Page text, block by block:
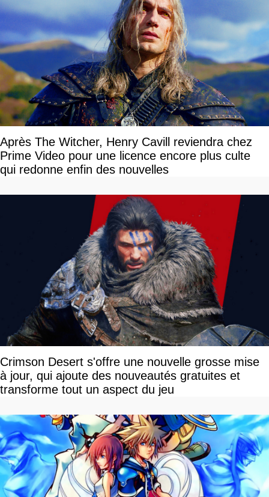
Après The Witcher, Henry Cavill reviendra chez
Prime Video pour une licence encore plus culte
qui redonne enfin des nouvelles
Crimson Desert s'offre une nouvelle grosse mise
à jour, qui ajoute des nouveautés gratuites et
transforme tout un aspect du jeu